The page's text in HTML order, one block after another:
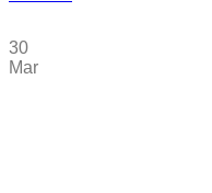
30
Mar